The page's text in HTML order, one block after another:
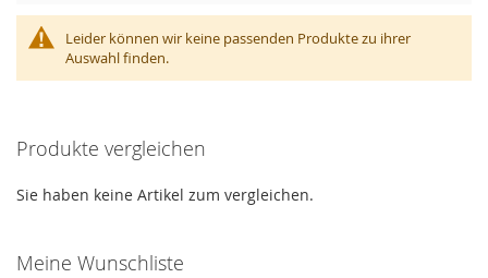
Leider können wir keine passenden Produkte zu ihrer
Auswahl finden.
Produkte vergleichen
Sie haben keine Artikel zum vergleichen.
Meine Wunschliste